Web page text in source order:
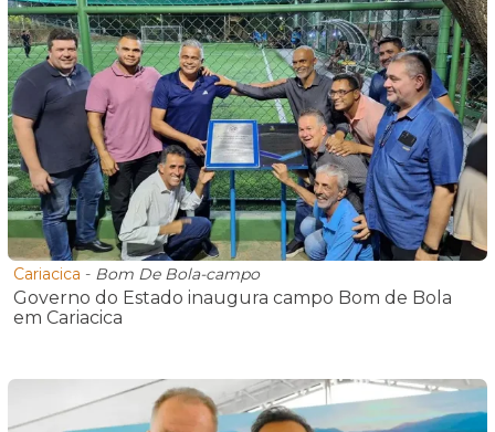
Cariacica - Bom De Bola-campo
Governo do Estado inaugura campo Bom de Bola
em Cariacica